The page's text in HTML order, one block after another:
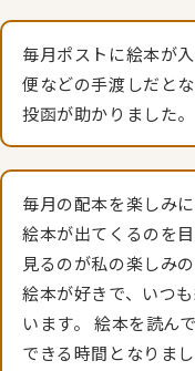
毎月ポストに絵本が
便などの手渡しだと
投函が助かりました
毎月の配本を楽しみ
絵本が出てくるのを
見るのが私の楽しみ
絵本が好きで、いつ
います。 絵本を読ん
できる時間となりま